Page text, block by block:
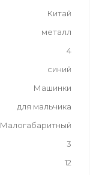
Китай
металл
4
синий
Машинки
для мальчика
Малогабаритный
3
12